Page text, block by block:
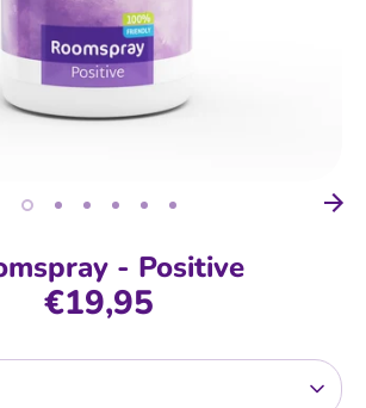
- Positive
€19,95